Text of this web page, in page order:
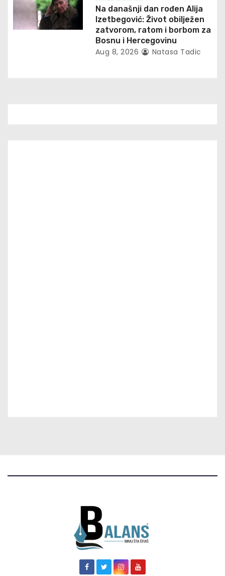
o
n
Na današnji dan rođen Alija
Izetbegović: Život obilježen
zatvorom, ratom i borbom za
Bosnu i Hercegovinu
Aug 8, 2026 Natasa Tadic